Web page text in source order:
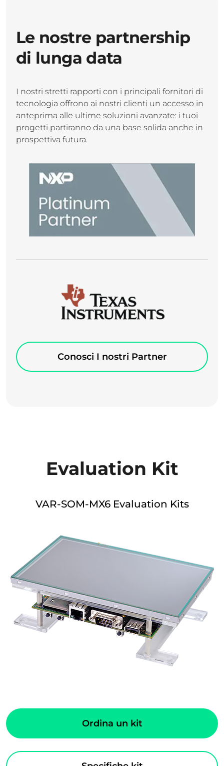
Le nostre partnership
di lunga data
I nostri stretti rapporti con i principali fornitori di
tecnologia offrono ai nostri clienti un accesso in
anteprima alle ultime soluzioni avanzate: i tuoi
progetti partiranno da una base solida anche in
prospettiva futura.
Conosci I nostri Partner
Evaluation Kit
VAR-SOM-MX6 Evaluation Kits
Ordina un kit